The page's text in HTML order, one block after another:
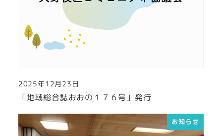
「地域総合誌おおの１７６号」発行
投稿日
2025年12月23日
お知らせ